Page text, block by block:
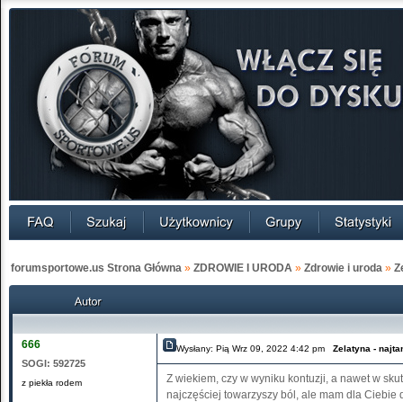
forumsportowe.us Strona Główna » ZDROWIE I URODA » Zdrowie i uroda »
666
SOGI: 592725
z piekła rodem
Wysłany: Pią Wrz 09, 2022 4:42 pm Zelatyna -
Z wiekiem, czy w wyniku kontuzji, a nawet w
najczęściej towarzyszy ból, ale mam dla Ciebie